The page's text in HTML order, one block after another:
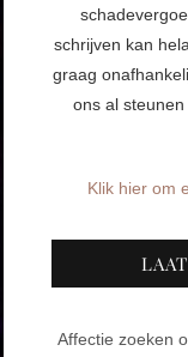
schrijven kan
graag
ons al
Klik hier om
Affectie zoeken